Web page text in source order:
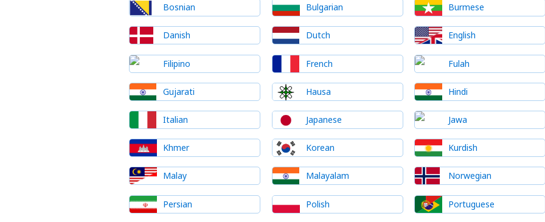
Bosnian Bulgarian Burmese
Danish Dutch English
Filipino French Fulah
Gujarati Hausa Hindi
Italian Japanese Jawa
Khmer Korean Kurdish
Malay Malayalam Norwegian
Persian Polish Portuguese